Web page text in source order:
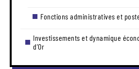
Fonctions administratives et
Investissements et dynamique
d’Or